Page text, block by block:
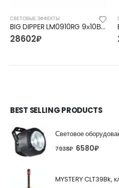
СВЕТОВЫЕ ЭФФЕКТЫ
BIG DIPPER LM0910RG 9х10Вт, светодиодные эффекты
28602₽
BEST SELLING PRODUCTS
Световое
7938₽ 6580₽
MYSTERY CLT39Bk,